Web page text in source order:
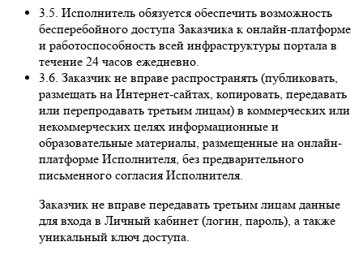
3.5. Исполнитель обязуется обеспечить возможность
бесперебойного доступа Заказчика к онлайн-платформе
и работоспособность всей инфраструктуры портала в
течение 24 часов ежедневно.
3.6. Заказчик не вправе распространять (публиковать,
размещать на Интернет-сайтах, копировать, передавать
или перепродавать третьим лицам) в коммерческих или
некоммерческих целях информационные и
образовательные материалы, размещенные на онлайн-
платформе Исполнителя, без предварительного
письменного согласия Исполнителя.
Заказчик не вправе передавать третьим лицам данные
для входа в Личный кабинет (логин, пароль), а также
уникальный ключ доступа.